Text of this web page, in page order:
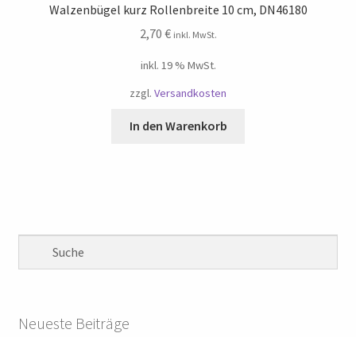
Walzenbügel kurz Rollenbreite 10 cm, DN46180
2,70 € inkl. MwSt.
inkl. 19 % MwSt.
zzgl. Versandkosten
In den Warenkorb
Neueste Beiträge